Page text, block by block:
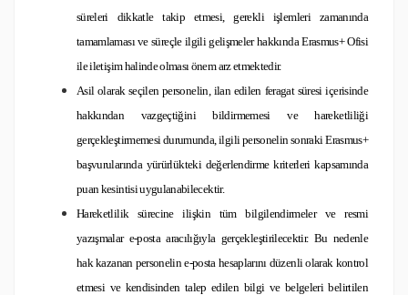
süreleri dikkatle takip etmesi, gerekli işlemleri zamanında
tamamlaması ve süreçle ilgili gelişmeler hakkında Erasmus+ Ofisi
ile iletişim halinde olması önem arz etmektedir.
Asil olarak seçilen personelin, ilan edilen feragat süresi içerisinde
hakkından vazgeçtiğini bildirmemesi ve hareketliliği
gerçekleştirmemesi durumunda, ilgili personelin sonraki Erasmus+
başvurularında yürürlükteki değerlendirme kriterleri kapsamında
puan kesintisi uygulanabilecektir.
Hareketlilik sürecine ilişkin tüm bilgilendirmeler ve resmi
yazışmalar e-posta aracılığıyla gerçekleştirilecektir. Bu nedenle
hak kazanan personelin e-posta hesaplarını düzenli olarak kontrol
etmesi ve kendisinden talep edilen bilgi ve belgeleri belirtilen